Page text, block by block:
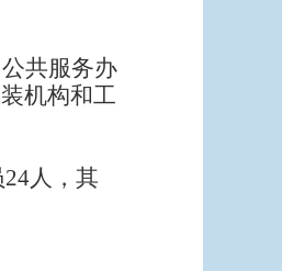
共服务办
机构和工
人，其